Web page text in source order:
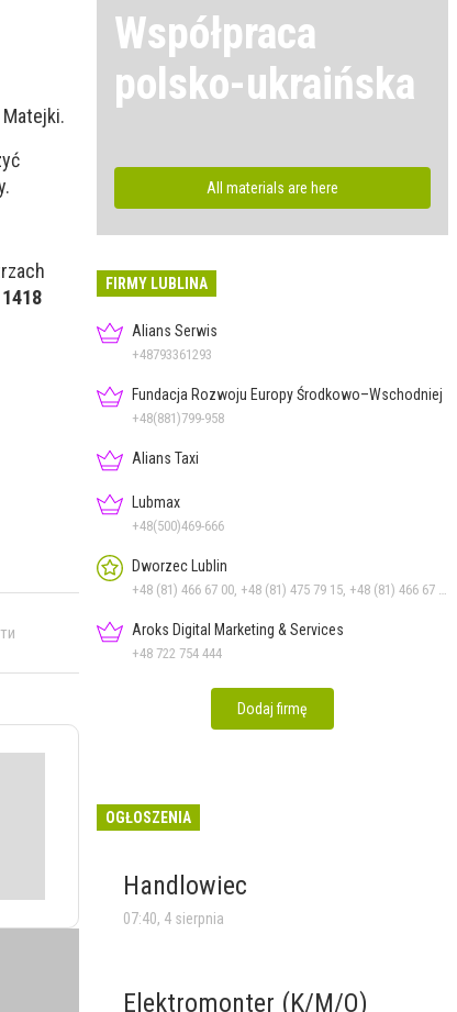
Współpraca
polsko-ukraińska
All materials are here
FIRMY LUBLINA
Alians Serwis
+48793361293
Fundacja Rozwoju Europy Środkowo–Wschodniej
+48(881)799-958
Alians Taxi
Lubmax
+48(500)469-666
Dworzec Lublin
Aroks Digital Marketing & Services
+48 722 754 444
Dodaj firmę
OGŁOSZENIA
Handlowiec
07:40, 4 sierpnia
Elektromonter (K/M/O)